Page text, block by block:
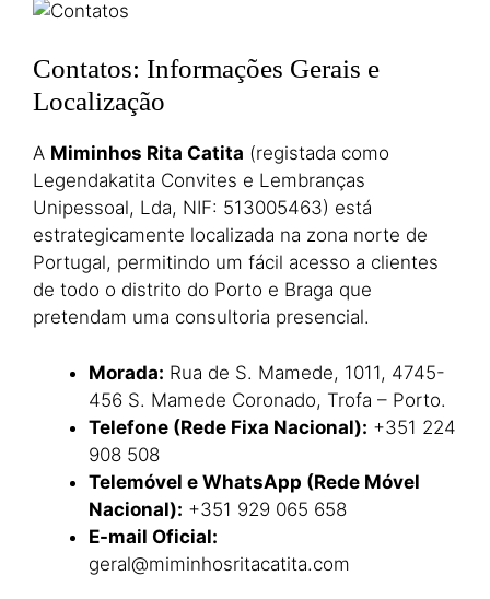
Contatos: Informações Gerais e
Localização
A Miminhos Rita Catita (registada como
Legendakatita Convites e Lembranças
Unipessoal, Lda, NIF: 513005463) está
estrategicamente localizada na zona norte de
Portugal, permitindo um fácil acesso a clientes
de todo o distrito do Porto e Braga que
pretendam uma consultoria presencial.
Morada: Rua de S. Mamede, 1011, 4745-
456 S. Mamede Coronado, Trofa – Porto.
Telefone (Rede Fixa Nacional): +351 224
908 508
Telemóvel e WhatsApp (Rede Móvel
Nacional): +351 929 065 658
E-mail Oficial:
geral@miminhosritacatita.com